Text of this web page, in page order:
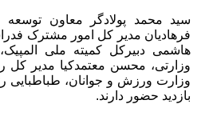
سید محمد پولادگر معاون
فرهادیان مدیر کل امور مشترک
هاشمی دبیرکل کمیته ملی
وزارتی، محسن معتمدکیا مدیر کل
وزارت ورزش و جوانان، طباطبایی
بازدید حضور دارند.